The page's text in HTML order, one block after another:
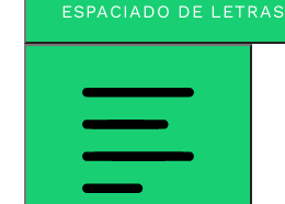
ESPACIADO DE LETRAS